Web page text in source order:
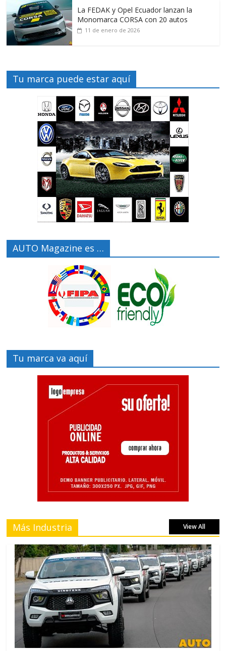
La FEDAK y Opel Ecuador lanzan la
Monomarca CORSA con 20 autos
11 de enero de 2026
Tu marca puede estar aquí
AUTO Magazine es …
Tu marca va aquí
Más Industria View All